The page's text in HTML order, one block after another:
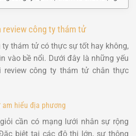
review công ty thám tử
thám tử có thực sự tốt hay không,
vào bề nổi. Dưới đây là những yếu
công ty thám tử chân thực
hiểu địa phương
cần có mạng lưới nhân sự rộng
biệt tại các đô thị lớn, sự thông